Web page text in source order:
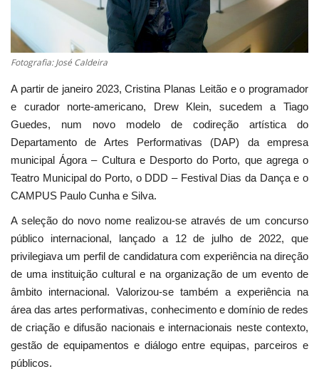
Cultura
Lazer
Ambiente
Fotografia: José Caldeira
A partir de janeiro 2023, Cristina Planas Leitão e o programador
e curador norte-americano, Drew Klein, sucedem a Tiago
Guedes, num novo modelo de codireção artística do
Departamento de Artes Performativas (DAP) da empresa
municipal Ágora – Cultura e Desporto do Porto, que agrega o
Teatro Municipal do Porto, o DDD – Festival Dias da Dança e o
CAMPUS Paulo Cunha e Silva.
A seleção do novo nome realizou-se através de um concurso
público internacional, lançado a 12 de julho de 2022, que
privilegiava um perfil de candidatura com experiência na direção
de uma instituição cultural e na organização de um evento de
âmbito internacional. Valorizou-se também a experiência na
área das artes performativas, conhecimento e domínio de redes
de criação e difusão nacionais e internacionais neste contexto,
gestão de equipamentos e diálogo entre equipas, parceiros e
públicos.